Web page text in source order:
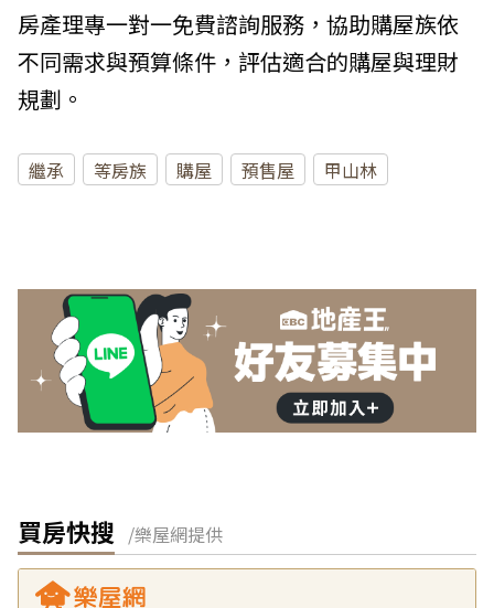
房產理專一對一免費諮詢服務，協助購屋族依
不同需求與預算條件，評估適合的購屋與理財
規劃。
繼承 等房族 購屋 預售屋 甲山林
買房快搜 /樂屋網提供